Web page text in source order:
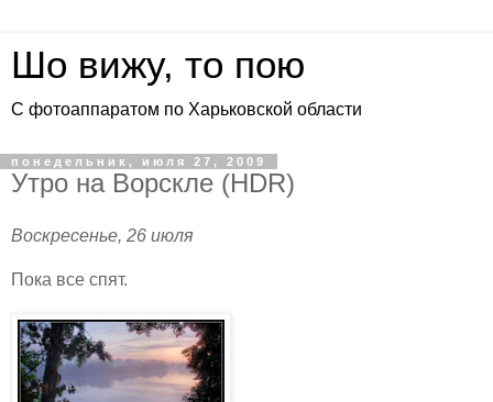
Шо вижу, то пою
С фотоаппаратом по Харьковской области
понедельник, июля 27, 2009
Утро на Ворскле (HDR)
Воскресенье, 26 июля
Пока все спят.